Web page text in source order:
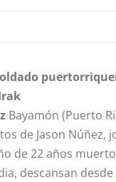
Bayamón (Puerto
de Jason Núñez,
de 22 años
descansan